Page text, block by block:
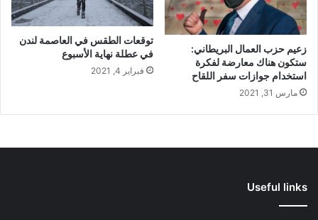
زعيم حزب العمال البريطاني:
ستكون هناك معارضة لفكرة
استخدام جوازات سفر اللقاح
مارس 31, 2021
توقعات الطقس في العاصمة لندن
في عطلة نهاية الأسبوع
فبراير 4, 2021
Useful links